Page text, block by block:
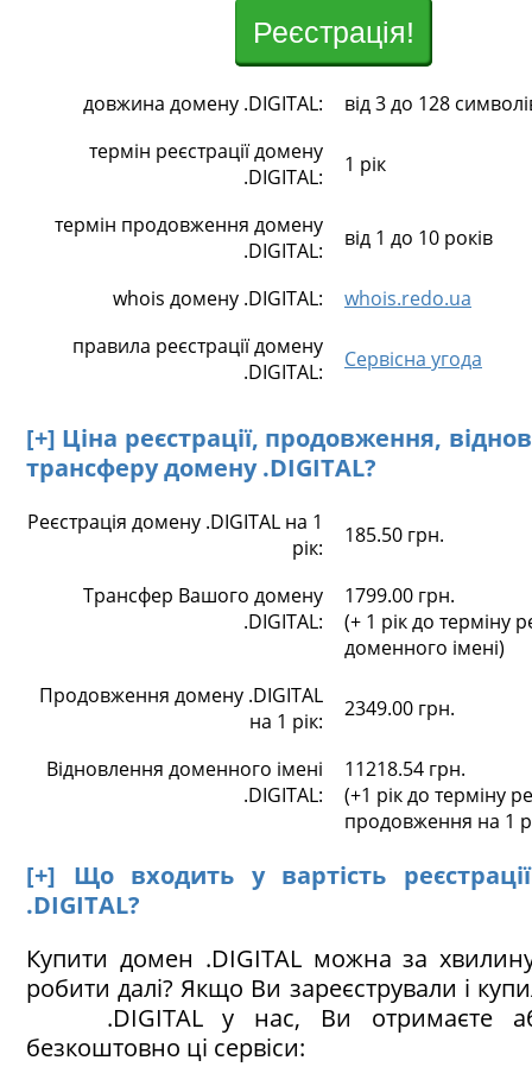
Реєстрація!
довжина домену .DIGITAL:
від 3 до 128
термін реєстрації домену
.DIGITAL:
1 рік
термін продовження домену
.DIGITAL:
від 1 до 10 років
whois домену .DIGITAL:
whois.redo.ua
правила реєстрації домену
.DIGITAL:
Сервісна угода
[+] Ціна реєстрації, продовження,
трансферу домену .DIGITAL?
Реєстрація домену .DIGITAL на 1
рік:
185.50 грн.
Трансфер Вашого домену
.DIGITAL:
1799.00 грн.
(+ 1 рік до терміну
доменного імені)
Продовження домену .DIGITAL
на 1 рік:
2349.00 грн.
Відновлення доменного імені
.DIGITAL:
11218.54 грн.
(+1 рік до терміну
продовження на 1
[+] Що входить у вартість
.DIGITAL?
Купити домен .DIGITAL можна за
робити далі? Якщо Ви зареєстрували і
.DIGITAL у нас, Ви отримаєте
безкоштовно ці сервіси: